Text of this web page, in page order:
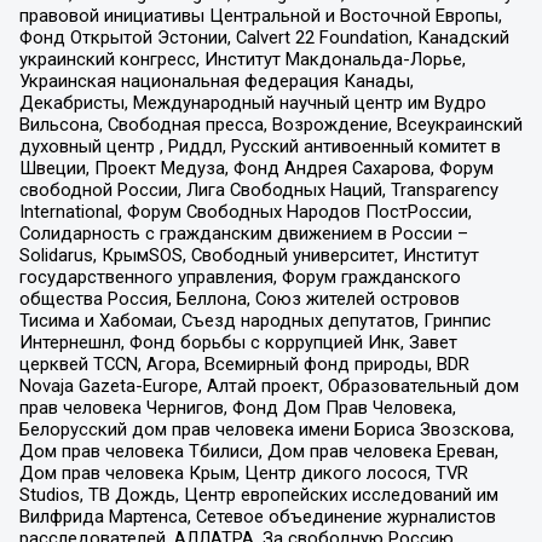
правовой инициативы Центральной и Восточной Европы,
Фонд Открытой Эстонии, Calvert 22 Foundation, Канадский
украинский конгресс, Институт Макдональда-Лорье,
Украинская национальная федерация Канады,
Декабристы, Международный научный центр им Вудро
Вильсона, Свободная пресса, Возрождение, Всеукраинский
духовный центр , Риддл, Русский антивоенный комитет в
Швеции, Проект Медуза, Фонд Андрея Сахарова, Форум
свободной России, Лига Свободных Наций, Transparеncy
International, Форум Свободных Народов ПостРоссии,
Солидарность с гражданским движением в России –
Solidarus, КрымSOS, Свободный университет, Институт
государственного управления, Форум гражданского
общества Россия, Беллона, Союз жителей островов
Тисима и Хабомаи, Съезд народных депутатов, Гринпис
Интернешнл, Фонд борьбы с коррупцией Инк, Завет
церквей TCCN, Агора, Всемирный фонд природы, BDR
Novaja Gazeta-Europe, Алтай проект, Образовательный дом
прав человека Чернигов, Фонд Дом Прав Человека,
Белорусский дом прав человека имени Бориса Звозскова,
Дом прав человека Тбилиси, Дом прав человека Ереван,
Дом прав человека Крым, Центр дикого лосося, TVR
Studios, ТВ Дождь, Центр европейских исследований им
Вилфрида Мартенса, Сетевое объединение журналистов